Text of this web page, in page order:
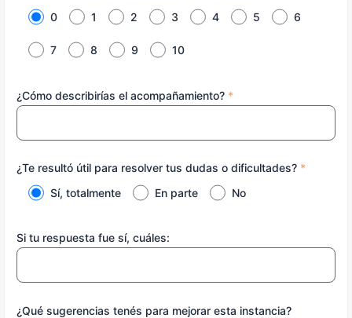
0
1 2 3 4 5 6
7 8 9 10
¿Cómo describirías el acompañamiento? *
¿Te resultó útil para resolver tus dudas o dificultades? *
Sí, totalmente
En parte No
Si tu respuesta fue sí, cuáles:
¿Qué sugerencias tenés para mejorar esta instancia?